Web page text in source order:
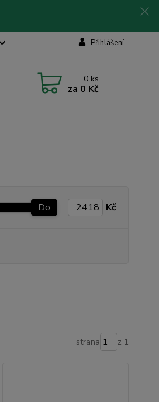
Přihlášení
0 ks
za 0 Kč
Do Kč
strana z 1